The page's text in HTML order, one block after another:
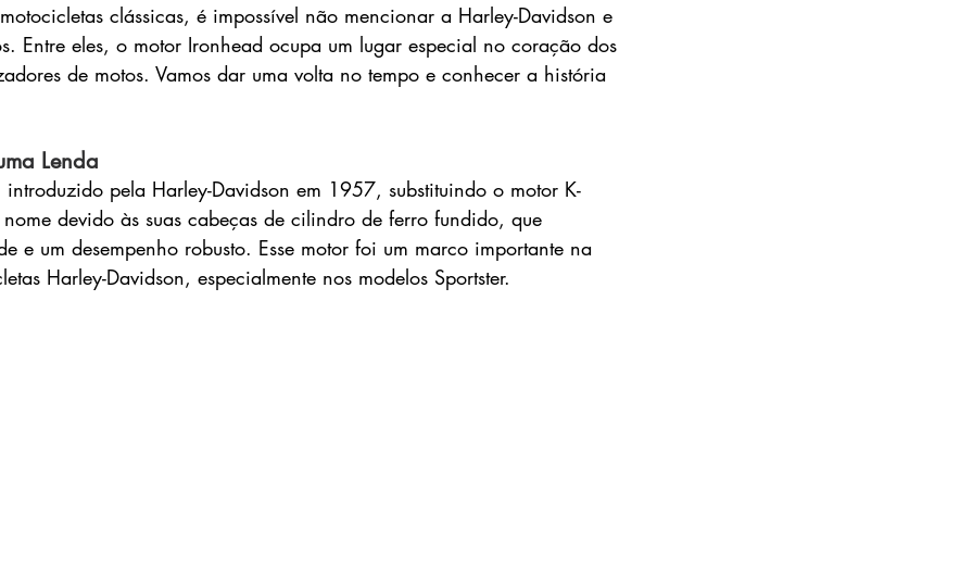
clássicas, é impossível não mencionar a Harley-Davidson e
Entre eles, o motor Ironhead ocupa um lugar especial no coração dos
de motos. Vamos dar uma volta no tempo e conhecer a história
Lenda
pela Harley-Davidson em 1957, substituindo o motor K-
nome devido às suas cabeças de cilindro de ferro fundido, que
e um desempenho robusto. Esse motor foi um marco importante na
Harley-Davidson, especialmente nos modelos Sportster.